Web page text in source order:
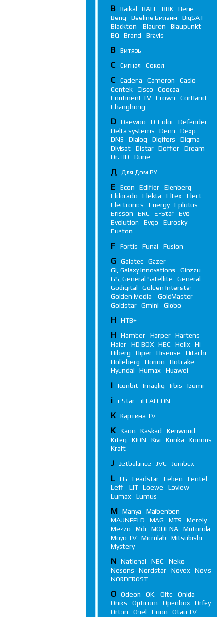
B Baikal BAFF BBK
Bene
Benq
Beeline Билайн
BigSAT
Blackton
Blauren
Blaupunkt
BQ
Brand Bravis
В Витязь
С Сигнал Сокол
C Cadena Cameron
Casio
Centek
Cisco
Coocaa
Continent TV
Crown
Cortland
Changhong
D Daewoo D-Color
Defender
Delta systems
Denn
Dexp
DNS
Dialog Digifors
Digma
Divisat
Distar Doffler
Dream
Dr. HD
Dune
Д Для Дом РУ
E Econ Edifier
Elenberg
Eldorado
Elekta Eltex
Elect
Electronics
Energy
Eplutus
Erisson
ERC E-Star
Evo
Evolution
Evgo
Eurosky
Euston
F Fortis Funai Fusion
G Galatec
Gazer
Gi, Galaxy Innovations
Ginzzu
GS, General Satellite
General
Godigital
Golden Interstar
Golden Media
GoldMaster
Goldstar
Gmini Globo
Н НТВ+
H Hamber Harper
Hartens
Haier
HD BOX HEC Helix
Hi
Hiberg
Hiper Hisense
Hitachi
Holleberg
Horion
Hotcake
Hyundai
Humax Huawei
I Iconbit Imaqliq Irbis Izumi
i i-Star iFFALСON
К Картина TV
K Kaon Kaskad
Kenwood
Kiteq
KION Kivi Konka
Konoos
Kraft
J Jetbalance JVC Junibox
L LG Leadstar Leben
Lentel
Leff
LIT Loewe
Loview
Lumax
Lumus
M Manya
Maibenben
MAUNFELD
MAG MTS
Merely
Mezzo
Mdi MODENA
Motorola
Moyo TV
Microlab
Mitsubishi
Mystery
N National NEC
Neko
Nesons
Nordstar Novex
Novis
NORDFROST
O Odeon OK. Olto
Onida
Oniks
Opticum Openbox
Orfey
Orton
Oriel Orion Otau TV